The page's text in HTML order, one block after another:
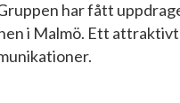
har fått
i Malmö. Ett